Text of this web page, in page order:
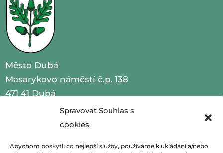
Spravovat Souhlas s
cookies
Abychom poskytli co nejlepší služby, používáme k ukládání a/nebo
Město Dubá
Masarykovo náměstí č.p. 138
471 41 Dubá
IČO 00260479